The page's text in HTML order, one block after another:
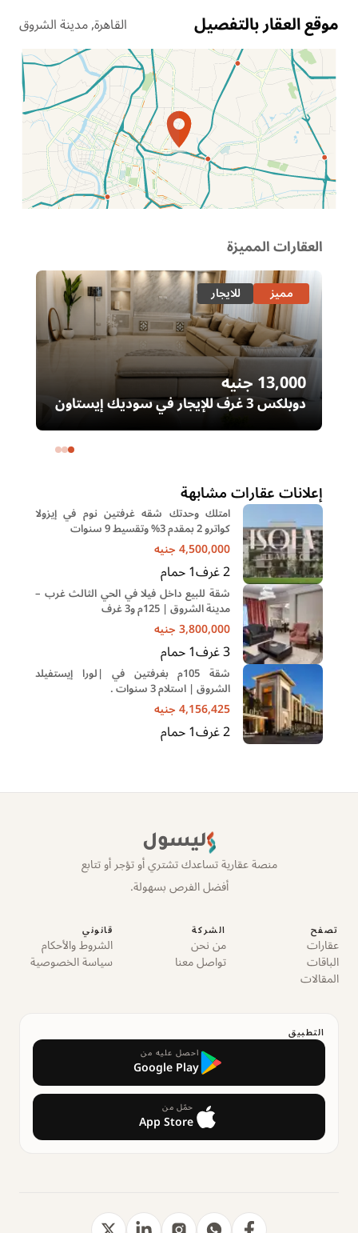
موقع العقار بالتفصيل القاهرة, مدينة الشروق
الموقع عل الخريطة
العقارات المميزة
مميز للايجار
13,000جنيه
دوبلكس 3 غرف للإيجار في سوديك إيستاون
– التجمع الخامس | غرفة ناني
إعلانات عقارات مشابهة
امتلك وحدتك شقه غرفتين نوم في إيزولا
كواترو 2 بمقدم 3% وتقسيط 9 سنوات
4,500,000جنيه
2غرف1حمام
شقة للبيع داخل فيلا في الحي الثالث غرب –
مدينة الشروق | 125م و3 غرف
3,800,000جنيه
3غرف1حمام
شقة 105م بغرفتين في |لورا إيستفيلد
الشروق | استلام 3 سنوات .
4,156,425جنيه
2غرف1حمام
ليسول
منصة عقارية تساعدك تشتري أو تؤجر أو تتابع
أفضل الفرص بسهولة.
تصفح
عقارات
الباقات
المقالات
الشركة
من نحن
تواصل معنا
قانوني
الشروط والأحكام
سياسة الخصوصية
التطبيق
احصل عليه من
Google Play
حمّل من
App Store